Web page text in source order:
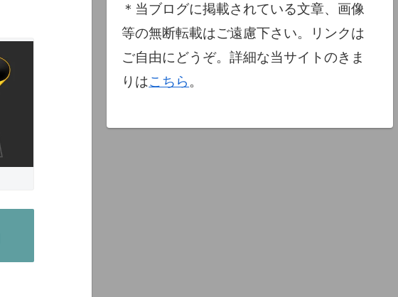
＊当ブログに掲載されている文章、画像
等の無断転載はご遠慮下さい。リンクは
ご自由にどうぞ。詳細な当サイトのきま
りはこちら 。